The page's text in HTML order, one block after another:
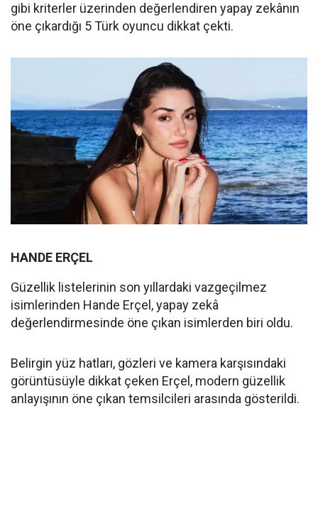
gibi kriterler üzerinden değerlendiren yapay zekânın
öne çıkardığı 5 Türk oyuncu dikkat çekti.
HANDE ERÇEL
Güzellik listelerinin son yıllardaki vazgeçilmez
isimlerinden Hande Erçel, yapay zekâ
değerlendirmesinde öne çıkan isimlerden biri oldu.
Belirgin yüz hatları, gözleri ve kamera karşısındaki
görüntüsüyle dikkat çeken Erçel, modern güzellik
anlayışının öne çıkan temsilcileri arasında gösterildi.